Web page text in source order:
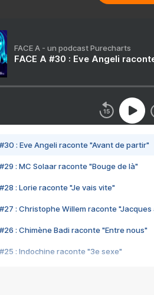
FACE A - un podcast Purecharts
FACE A #30 : Eve Angeli
#30 : Eve Angeli raconte "Avant de partir"
#29 : MC Solaar raconte "Bouge de là"
#28 : Lorie raconte "Je vais vite"
#27 : Christophe Willem raconte "Jacques
#26 : Chimène Badi raconte "Entre nous"
#25 : Indochine raconte "3e sexe"